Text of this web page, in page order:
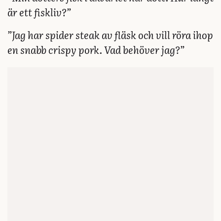
är ett fiskliv?”
”Jag har spider steak av fläsk och vill röra ihop
en snabb crispy pork. Vad behöver jag?”